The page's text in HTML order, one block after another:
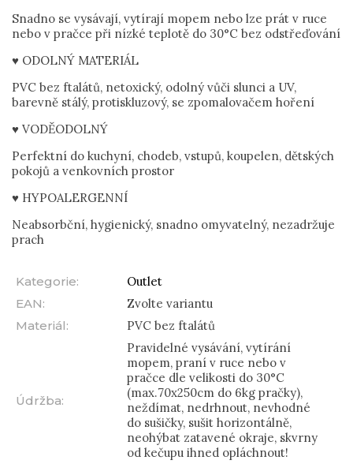
Snadno se vysávají, vytírají mopem nebo lze prát v ruce
nebo v pračce při nízké teplotě do 30°C bez odstřeďování
♥ ODOLNÝ MATERIÁL
PVC bez ftalátů, netoxický, odolný vůči slunci a UV,
barevně stálý, protiskluzový, se zpomalovačem hoření
♥ VODĚODOLNÝ
Perfektní do kuchyní, chodeb, vstupů, koupelen, dětských
pokojů a venkovních prostor
♥ HYPOALERGENNÍ
Neabsorbční, hygienický, snadno omyvatelný, nezadržuje
prach
Kategorie:
Outlet
EAN:
Zvolte variantu
Materiál: PVC bez ftalátů
Údržba:
Pravidelné vysávání, vytírání
mopem, praní v ruce nebo v
pračce dle velikosti do 30°C
(max.70x250cm do 6kg pračky),
neždímat, nedrhnout, nevhodné
do sušičky, sušit horizontálně,
neohýbat zatavené okraje, skvrny
od kečupu ihned opláchnout!